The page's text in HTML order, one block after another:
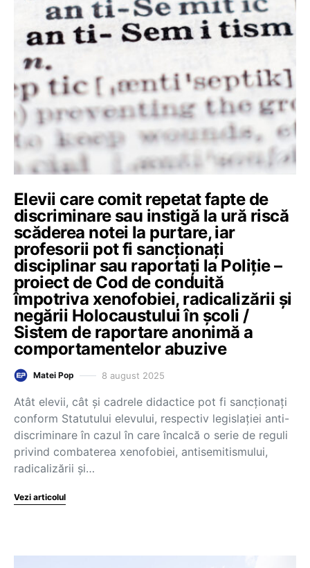
Elevii care comit repetat fapte de
discriminare sau instigă la ură riscă
scăderea notei la purtare, iar
profesorii pot fi sancționați
disciplinar sau raportați la Poliție –
proiect de Cod de conduită
împotriva xenofobiei, radicalizării și
negării Holocaustului în școli /
Sistem de raportare anonimă a
comportamentelor abuzive
Matei Pop 8 august 2025
Atât elevii, cât și cadrele didactice pot fi sancționați
conform Statutului elevului, respectiv legislației anti-
discriminare în cazul în care încalcă o serie de reguli
privind combaterea xenofobiei, antisemitismului,
radicalizării și…
Vezi articolul